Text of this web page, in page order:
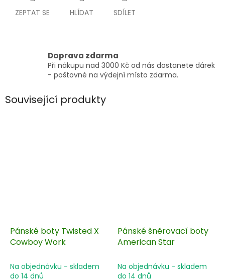
ZEPTAT SE HLÍDAT SDÍLET
Doprava zdarma
Při nákupu nad 3000 Kč od nás dostanete dárek
- poštovné na výdejní místo zdarma.
Související produkty
Pánské boty Twisted X
Cowboy Work
Na objednávku - skladem
do 14 dnů
Pánské šněrovací boty
American Star
Na objednávku - skladem
do 14 dnů